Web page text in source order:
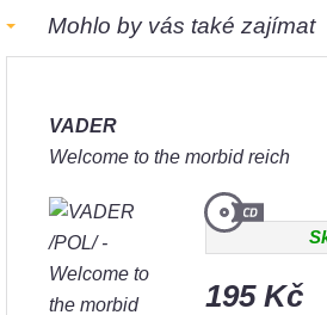
Mohlo by vás také zajímat
VADER
Welcome to the morbid reich
195 Kč